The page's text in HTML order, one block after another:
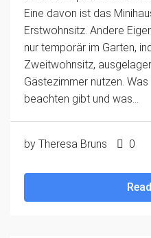
Eine davon ist das
Erstwohnsitz. Andere
nur temporär im Garten,
Zweitwohnsitz,
Gästezimmer nutzen.
beachten gibt und was...
by Theresa Bruns 0